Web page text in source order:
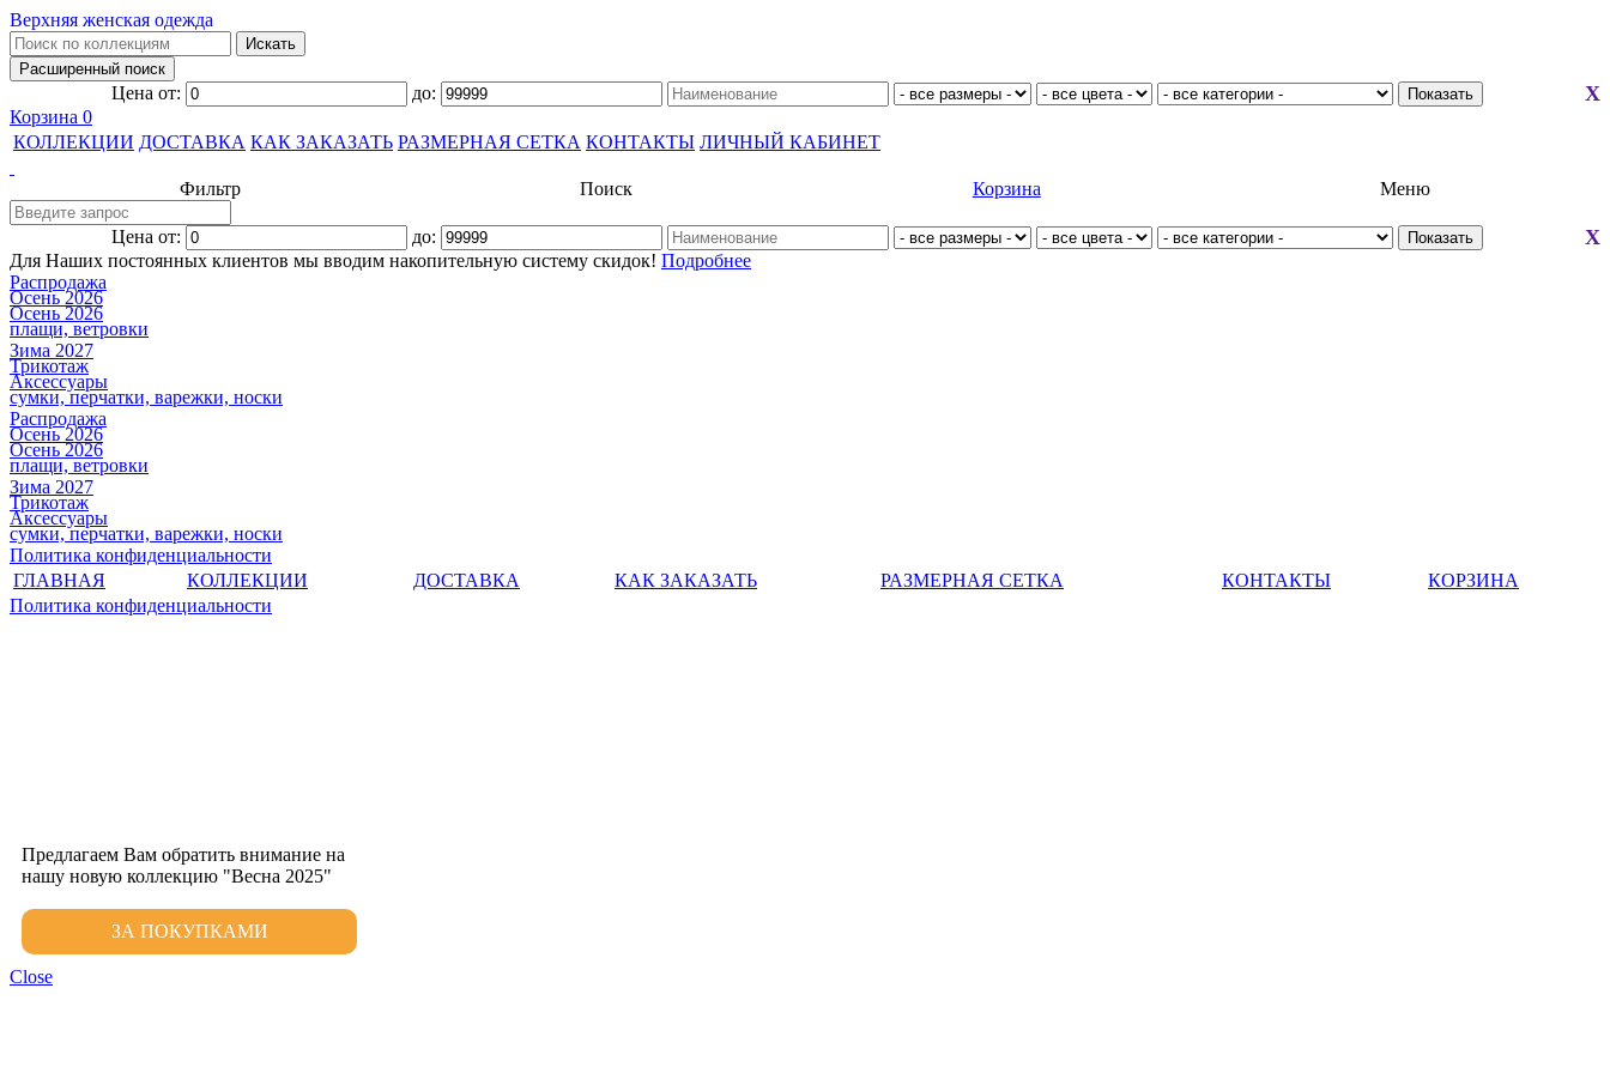
Верхняя женская одежда
Цена от: до: X
Корзина 0
КОЛЛЕКЦИИ ДОСТАВКА КАК ЗАКАЗАТЬ РАЗМЕРНАЯ СЕТКА КОНТАКТЫ ЛИЧНЫЙ КАБИНЕТ
Меню
Корзина
Поиск
Фильтр
Цена от: до: X
Для Наших постоянных клиентов мы вводим накопительную систему скидок! Подробнее
Распродажа
Осень 2026
Осень 2026
плащи, ветровки
Зима 2027
Трикотаж
Аксессуары
сумки, перчатки, варежки, носки
Распродажа
Осень 2026
Осень 2026
плащи, ветровки
Зима 2027
Трикотаж
Аксессуары
сумки, перчатки, варежки, носки
Политика конфиденциальности
ГЛАВНАЯ
КОЛЛЕКЦИИ ДОСТАВКА КАК ЗАКАЗАТЬ РАЗМЕРНАЯ СЕТКА КОНТАКТЫ
КОРЗИНА
Политика конфиденциальности
Предлагаем Вам обратить внимание на
нашу новую коллекцию "Весна 2025"
ЗА ПОКУПКАМИ
Close